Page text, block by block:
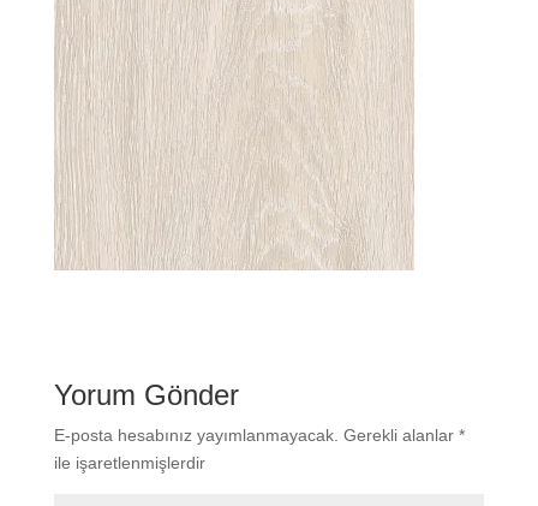
Yorum Gönder
E-posta hesabınız yayımlanmayacak. Gerekli alanlar *
ile işaretlenmişlerdir